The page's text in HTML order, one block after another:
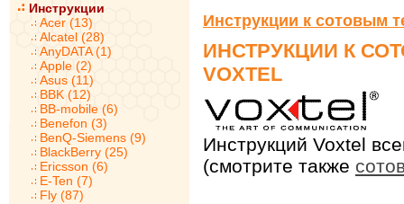
Инструкции
Acer (13)
Alcatel (28)
AnyDATA (1)
Apple (2)
Asus (11)
BBK (12)
BB-mobile (6)
Benefon (3)
BenQ-Siemens (9)
BlackBerry (25)
Ericsson (6)
E-Ten (7)
Fly (87)
Инструкции к сотовым
ИНСТРУКЦИИ К
VOXTEL
Инструкций Voxtel
(смотрите также